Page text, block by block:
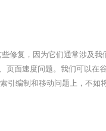
修复，因为它们通常涉及我
页面速度问题。我们可以在
引编制和移动问题上，不如